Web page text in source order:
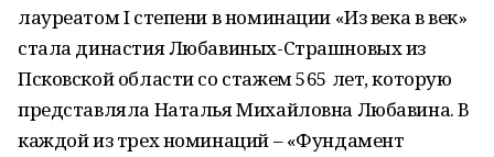
лауреатом I степени в номинации «Из века в век»
стала династия Любавиных-Страшновых из
Псковской области со стажем 565 лет, которую
представляла Наталья Михайловна Любавина. В
каждой из трех номинаций – «Фундамент